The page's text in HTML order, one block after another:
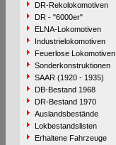
DR-Rekolokomotiven
DR - "6000er"
ELNA-Lokomotiven
Industrielokomotiven
Feuerlose Lokomotiven
Sonderkonstruktionen
SAAR (1920 - 1935)
DB-Bestand 1968
DR-Bestand 1970
Auslandsbestände
Lokbestandslisten
Erhaltene Fahrzeuge